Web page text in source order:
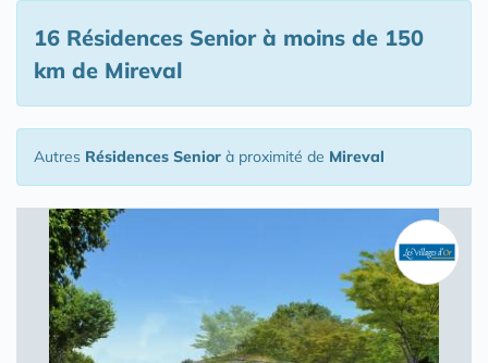
16 Résidences Seniorà moins de 150
km de Mireval
Autres Résidences Senior à proximité de Mireval